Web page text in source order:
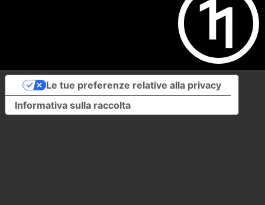
Informativa sulla raccolta
Le tue preferenze relative alla privacy